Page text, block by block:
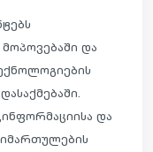
და
და